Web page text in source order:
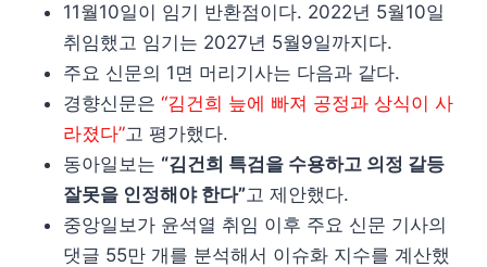
11월10일이 임기 반환점이다. 2022년 5월10일
취임했고 임기는 2027년 5월9일까지다.
주요 신문의 1면 머리기사는 다음과 같다.
경향신문은 “김건희 늪에 빠져 공정과 상식이 사
라졌다”고 평가했다.
동아일보는 “김건희 특검을 수용하고 의정 갈등
잘못을 인정해야 한다”고 제안했다.
중앙일보가 윤석열 취임 이후 주요 신문 기사의
댓글 55만 개를 분석해서 이슈화 지수를 계산했